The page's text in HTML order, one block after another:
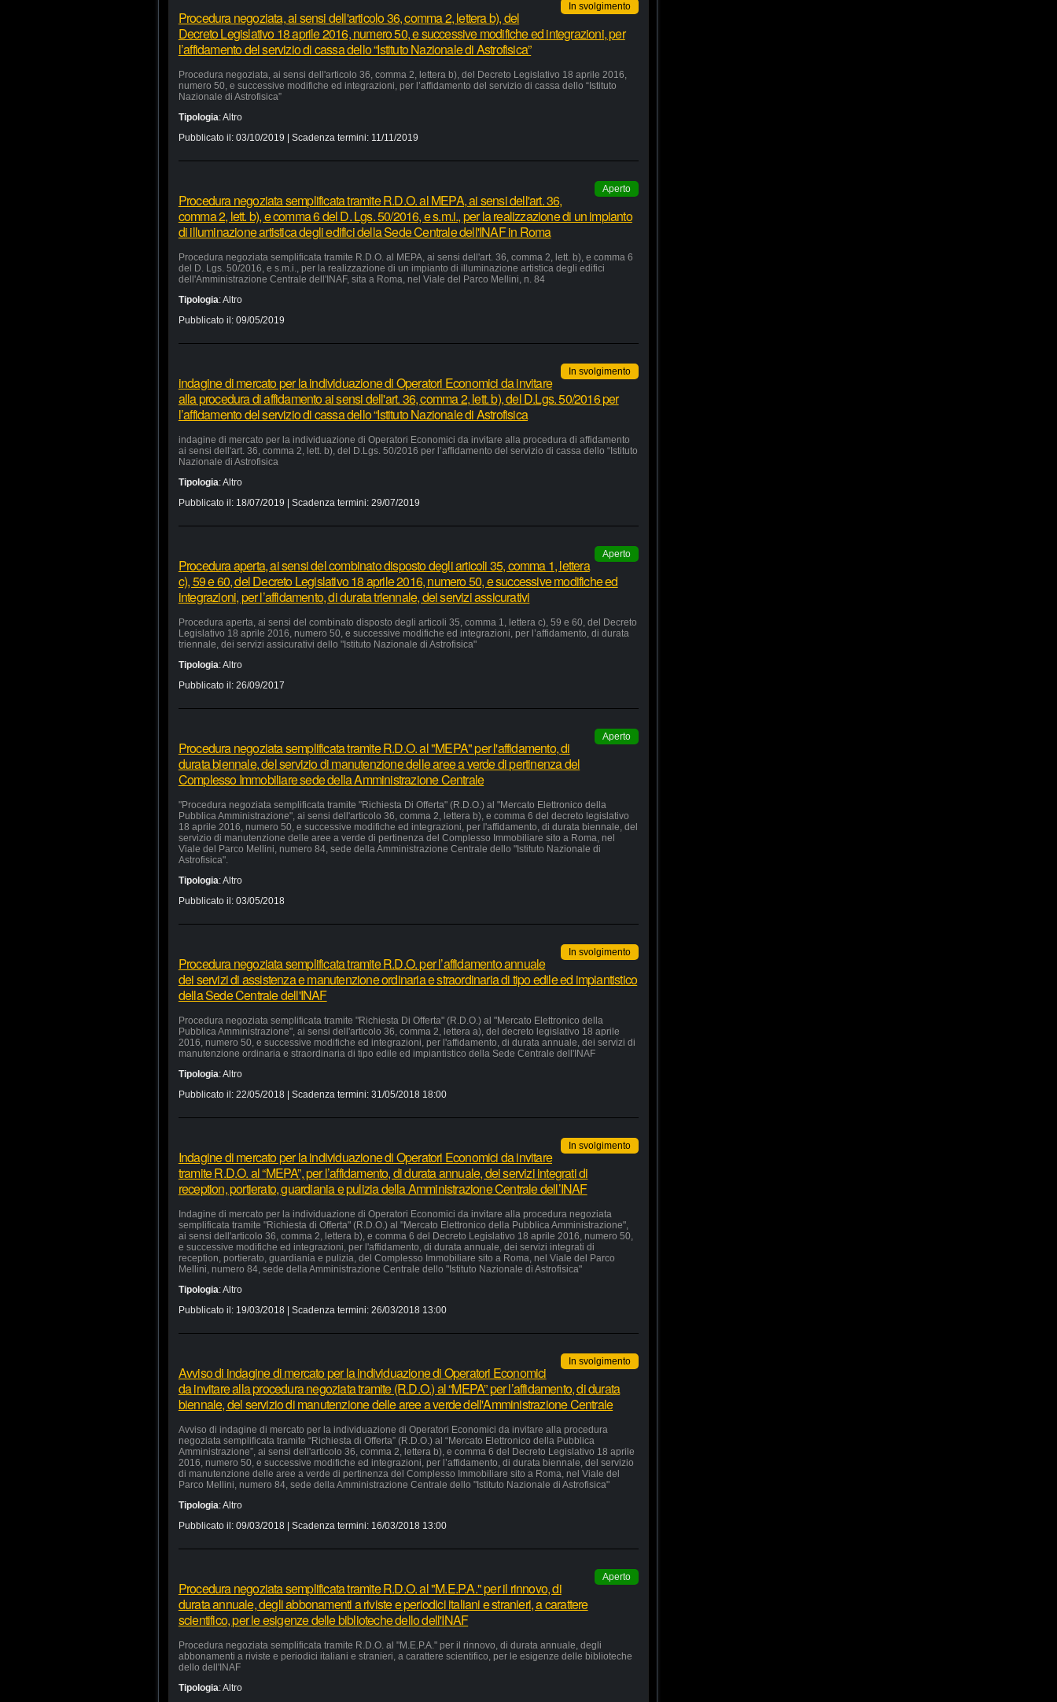
In svolgimento
Procedura negoziata, ai sensi dell'articolo 36, comma 2, lettera b), del
Decreto Legislativo 18 aprile 2016, numero 50, e successive modifiche ed integrazioni, per
l’affidamento del servizio di cassa dello “Istituto Nazionale di Astrofisica”
Procedura negoziata, ai sensi dell'articolo 36, comma 2, lettera b), del Decreto Legislativo 18 aprile 2016,
numero 50, e successive modifiche ed integrazioni, per l’affidamento del servizio di cassa dello “Istituto
Nazionale di Astrofisica”
Tipologia:Altro
Pubblicato il: 03/10/2019 | Scadenza termini: 11/11/2019
Aperto
Procedura negoziata semplificata tramite R.D.O. al MEPA, ai sensi dell'art. 36,
comma 2, lett. b), e comma 6 del D. Lgs. 50/2016, e s.m.i., per la realizzazione di un impianto
di illuminazione artistica degli edifici della Sede Centrale dell'INAF in Roma
Procedura negoziata semplificata tramite R.D.O. al MEPA, ai sensi dell'art. 36, comma 2, lett. b), e comma 6
del D. Lgs. 50/2016, e s.m.i., per la realizzazione di un impianto di illuminazione artistica degli edifici
dell'Amministrazione Centrale dell'INAF, sita a Roma, nel Viale del Parco Mellini, n. 84
Tipologia:Altro
Pubblicato il: 09/05/2019
In svolgimento
indagine di mercato per la individuazione di Operatori Economici da invitare
alla procedura di affidamento ai sensi dell'art. 36, comma 2, lett. b), del D.Lgs. 50/2016 per
l’affidamento del servizio di cassa dello “Istituto Nazionale di Astrofisica
indagine di mercato per la individuazione di Operatori Economici da invitare alla procedura di affidamento
ai sensi dell'art. 36, comma 2, lett. b), del D.Lgs. 50/2016 per l’affidamento del servizio di cassa dello “Istituto
Nazionale di Astrofisica
Tipologia:Altro
Pubblicato il: 18/07/2019 | Scadenza termini: 29/07/2019
Aperto
Procedura aperta, ai sensi del combinato disposto degli articoli 35, comma 1, lettera
c), 59 e 60, del Decreto Legislativo 18 aprile 2016, numero 50, e successive modifiche ed
integrazioni, per l’affidamento, di durata triennale, dei servizi assicurativi
Procedura aperta, ai sensi del combinato disposto degli articoli 35, comma 1, lettera c), 59 e 60, del Decreto
Legislativo 18 aprile 2016, numero 50, e successive modifiche ed integrazioni, per l’affidamento, di durata
triennale, dei servizi assicurativi dello "Istituto Nazionale di Astrofisica"
Tipologia:Altro
Pubblicato il: 26/09/2017
Aperto
Procedura negoziata semplificata tramite R.D.O. al "MEPA" per l'affidamento, di
durata biennale, del servizio di manutenzione delle aree a verde di pertinenza del
Complesso Immobiliare sede della Amministrazione Centrale
"Procedura negoziata semplificata tramite "Richiesta Di Offerta" (R.D.O.) al "Mercato Elettronico della
Pubblica Amministrazione", ai sensi dell'articolo 36, comma 2, lettera b), e comma 6 del decreto legislativo
18 aprile 2016, numero 50, e successive modifiche ed integrazioni, per l'affidamento, di durata biennale, del
servizio di manutenzione delle aree a verde di pertinenza del Complesso Immobiliare sito a Roma, nel
Viale del Parco Mellini, numero 84, sede della Amministrazione Centrale dello "Istituto Nazionale di
Astrofisica".
Tipologia:Altro
Pubblicato il: 03/05/2018
In svolgimento
Procedura negoziata semplificata tramite R.D.O. per l’affidamento annuale
dei servizi di assistenza e manutenzione ordinaria e straordinaria di tipo edile ed impiantistico
della Sede Centrale dell'INAF
Procedura negoziata semplificata tramite "Richiesta Di Offerta" (R.D.O.) al "Mercato Elettronico della
Pubblica Amministrazione", ai sensi dell'articolo 36, comma 2, lettera a), del decreto legislativo 18 aprile
2016, numero 50, e successive modifiche ed integrazioni, per l'affidamento, di durata annuale, dei servizi di
manutenzione ordinaria e straordinaria di tipo edile ed impiantistico della Sede Centrale dell'INAF
Tipologia:Altro
Pubblicato il: 22/05/2018 | Scadenza termini: 31/05/2018 18:00
In svolgimento
Indagine di mercato per la individuazione di Operatori Economici da invitare
tramite R.D.O. al “MEPA”, per l’affidamento, di durata annuale, dei servizi integrati di
reception, portierato, guardiania e pulizia della Amministrazione Centrale dell’INAF
Indagine di mercato per la individuazione di Operatori Economici da invitare alla procedura negoziata
semplificata tramite "Richiesta di Offerta" (R.D.O.) al "Mercato Elettronico della Pubblica Amministrazione",
ai sensi dell'articolo 36, comma 2, lettera b), e comma 6 del Decreto Legislativo 18 aprile 2016, numero 50,
e successive modifiche ed integrazioni, per l'affidamento, di durata annuale, dei servizi integrati di
reception, portierato, guardiania e pulizia, del Complesso Immobiliare sito a Roma, nel Viale del Parco
Mellini, numero 84, sede della Amministrazione Centrale dello "Istituto Nazionale di Astrofisica"
Tipologia:Altro
Pubblicato il: 19/03/2018 | Scadenza termini: 26/03/2018 13:00
In svolgimento
Avviso di indagine di mercato per la individuazione di Operatori Economici
da invitare alla procedura negoziata tramite (R.D.O.) al “MEPA” per l’affidamento, di durata
biennale, del servizio di manutenzione delle aree a verde dell'Amministrazione Centrale
Avviso di indagine di mercato per la individuazione di Operatori Economici da invitare alla procedura
negoziata semplificata tramite “Richiesta di Offerta” (R.D.O.) al “Mercato Elettronico della Pubblica
Amministrazione”, ai sensi dell'articolo 36, comma 2, lettera b), e comma 6 del Decreto Legislativo 18 aprile
2016, numero 50, e successive modifiche ed integrazioni, per l’affidamento, di durata biennale, del servizio
di manutenzione delle aree a verde di pertinenza del Complesso Immobiliare sito a Roma, nel Viale del
Parco Mellini, numero 84, sede della Amministrazione Centrale dello "Istituto Nazionale di Astrofisica"
Tipologia:Altro
Pubblicato il: 09/03/2018 | Scadenza termini: 16/03/2018 13:00
Aperto
Procedura negoziata semplificata tramite R.D.O. al "M.E.P.A." per il rinnovo, di
durata annuale, degli abbonamenti a riviste e periodici italiani e stranieri, a carattere
scientifico, per le esigenze delle biblioteche dello dell'INAF
Procedura negoziata semplificata tramite R.D.O. al "M.E.P.A." per il rinnovo, di durata annuale, degli
abbonamenti a riviste e periodici italiani e stranieri, a carattere scientifico, per le esigenze delle biblioteche
dello dell'INAF
Tipologia:Altro